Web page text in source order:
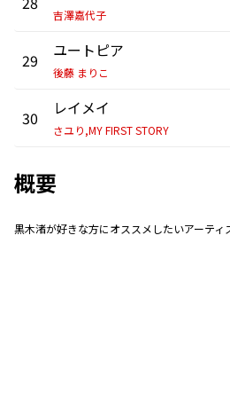
吉澤嘉代子
29 ユートピア
後藤 まりこ
30 レイメイ
さユり,MY FIRST STORY
概要
黒木渚が好きな方にオススメしたいアーテ